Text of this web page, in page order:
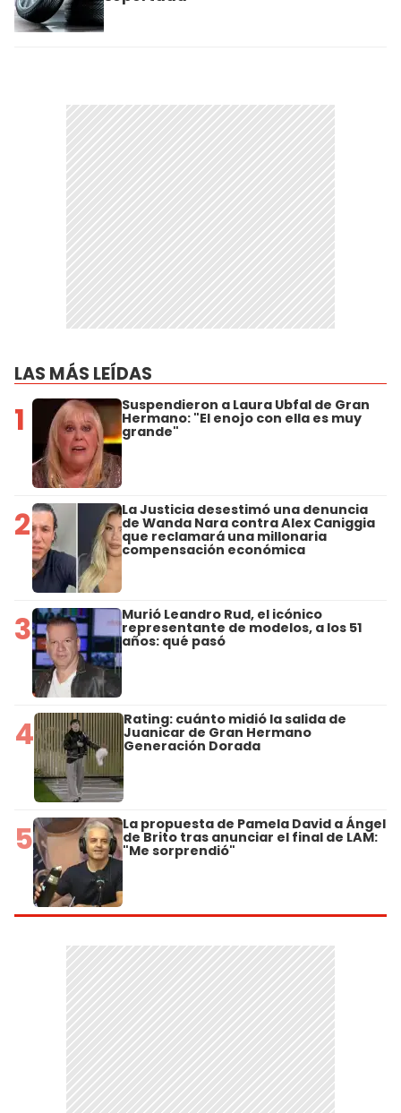
LAS MÁS LEÍDAS
1 Suspendieron a Laura Ubfal de Gran
Hermano: "El enojo con ella es muy
grande"
2 La Justicia desestimó una denuncia
de Wanda Nara contra Alex Caniggia
que reclamará una millonaria
compensación económica
3 Murió Leandro Rud, el icónico
representante de modelos, a los 51
años: qué pasó
4 Rating: cuánto midió la salida de
Juanicar de Gran Hermano
Generación Dorada
5 La propuesta de Pamela David a Ángel
de Brito tras anunciar el final de LAM:
"Me sorprendió"